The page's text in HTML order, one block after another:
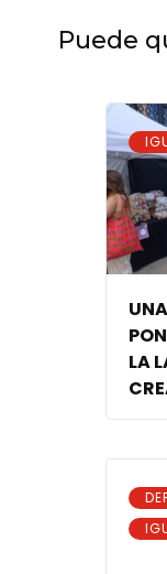
Puede
LA